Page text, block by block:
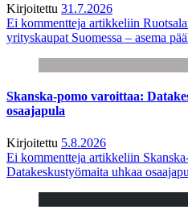
Kirjoitettu 31.7.2026
Ei kommentteja artikkeliin
yrityskaupat Suomessa – asema
Skanska-pomo varoittaa:
osaajapula
Kirjoitettu 5.8.2026
Ei kommentteja artikkeliin
Datakeskustyömaita uhkaa